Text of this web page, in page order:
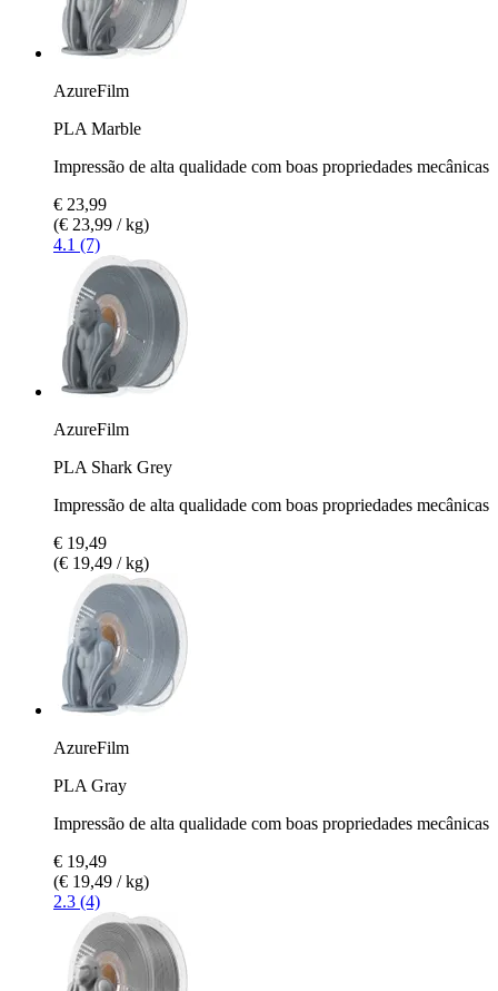
AzureFilm
PLA Marble
Impressão de alta qualidade com boas propriedades mecânicas
€ 23,99
(€ 23,99 / kg)
4.1 (7)
AzureFilm
PLA Shark Grey
Impressão de alta qualidade com boas propriedades mecânicas
€ 19,49
(€ 19,49 / kg)
AzureFilm
PLA Gray
Impressão de alta qualidade com boas propriedades mecânicas
€ 19,49
(€ 19,49 / kg)
2.3 (4)